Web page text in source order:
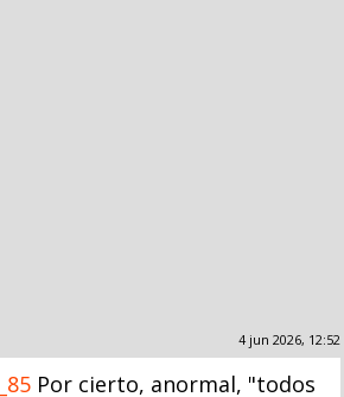
4 jun 2026, 12:52
Por cierto, anormal, "todos